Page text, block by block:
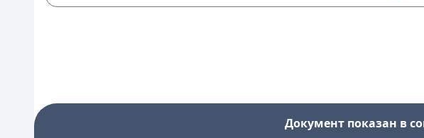
Документ показан в